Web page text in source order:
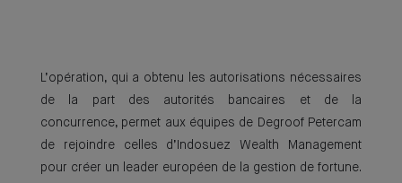
L’opération, qui a obtenu les autorisations nécessaires
de la part des autorités bancaires et de la
concurrence, permet aux équipes de Degroof Petercam
de rejoindre celles d’Indosuez Wealth Management
pour créer un leader européen de la gestion de fortune.